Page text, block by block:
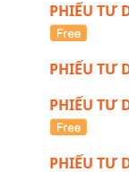
PHIẾU TƯ
PHIẾU TƯ
PHIẾU TƯ
PHIẾU TƯ